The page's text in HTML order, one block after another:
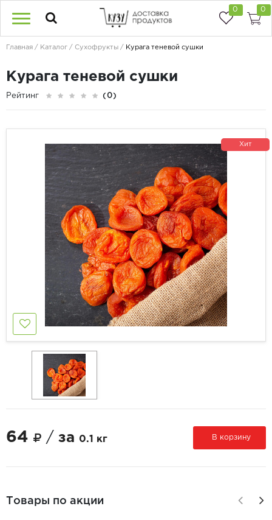
0 0
Главная Каталог Сухофрукты Курага теневой сушки
Курага теневой сушки
Рейтинг (0)
Хит
64 / за 0.1 кг В корзину
Товары по акции